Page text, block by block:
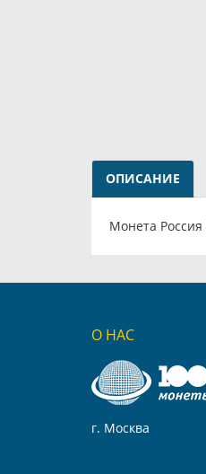
ОПИСАНИЕ
Монета
О НАС
г. Москва